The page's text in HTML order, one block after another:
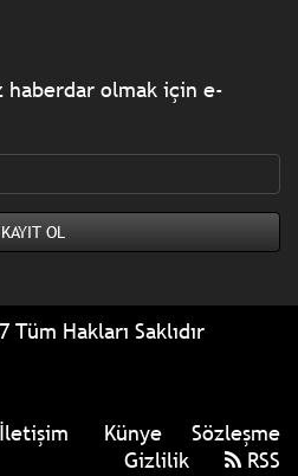
olmak için e-
Hakları Saklıdır
İletişim Künye
Sözleşme
Gizlilik
RSS